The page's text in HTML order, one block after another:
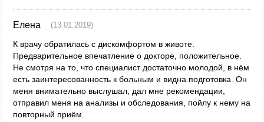
Елена (13.01.2019)
К врачу обратилась с дискомфортом в животе.
Предварительное впечатление о докторе, положительное.
Не смотря на то, что специалист достаточно молодой, в нём
есть заинтересованность к больным и видна подготовка. Он
меня внимательно выслушал, дал мне рекомендации,
отправил меня на анализы и обследования, пойлу к нему на
повторный приём.